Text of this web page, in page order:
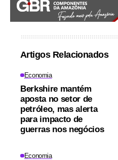
Artigos Relacionados
Economia
Berkshire mantém
aposta no setor de
petróleo, mas alerta
para impacto de
guerras nos negócios
Economia